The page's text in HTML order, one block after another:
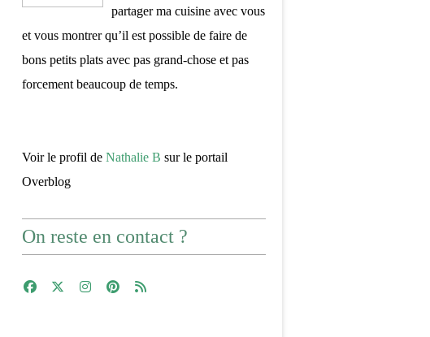
partager ma cuisine avec vous
et vous montrer qu’il est possible de faire de
bons petits plats avec pas grand-chose et pas
forcement beaucoup de temps.
Voir le profil de Nathalie B sur le portail
Overblog
On reste en contact ?